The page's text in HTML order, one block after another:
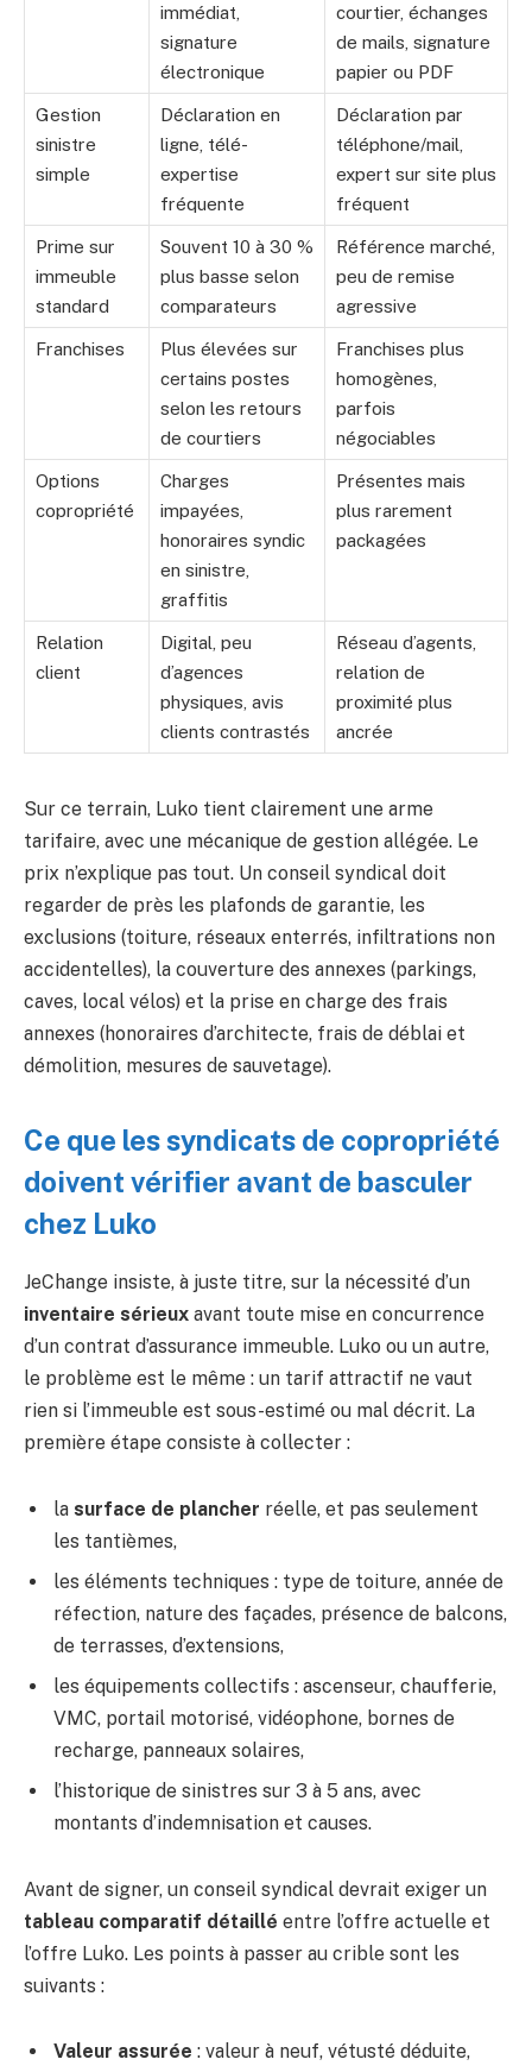
immédiat,
signature
électronique
courtier, échanges
de mails, signature
papier ou PDF
Gestion
sinistre
simple
Déclaration en
ligne, télé-
expertise
fréquente
Déclaration par
téléphone/mail,
expert sur site plus
fréquent
Prime sur
immeuble
standard
Souvent 10 à 30 %
plus basse selon
comparateurs
Référence marché,
peu de remise
agressive
Franchises
Plus élevées sur
certains postes
selon les retours
de courtiers
Franchises plus
homogènes,
parfois
négociables
Options
copropriété
Charges
impayées,
honoraires syndic
en sinistre,
graffitis
Présentes mais
plus rarement
packagées
Relation
client
Digital, peu
d’agences
physiques, avis
clients contrastés
Réseau d’agents,
relation de
proximité plus
ancrée
Sur ce terrain, Luko tient clairement une arme
tarifaire, avec une mécanique de gestion allégée. Le
prix n’explique pas tout. Un conseil syndical doit
regarder de près les plafonds de garantie, les
exclusions (toiture, réseaux enterrés, infiltrations non
accidentelles), la couverture des annexes (parkings,
caves, local vélos) et la prise en charge des frais
annexes (honoraires d’architecte, frais de déblai et
démolition, mesures de sauvetage).
Ce que les syndicats de copropriété
doivent vérifier avant de basculer
chez Luko
JeChange insiste, à juste titre, sur la nécessité d’un
inventaire sérieux avant toute mise en concurrence
d’un contrat d’assurance immeuble. Luko ou un autre,
le problème est le même : un tarif attractif ne vaut
rien si l’immeuble est sous-estimé ou mal décrit. La
première étape consiste à collecter :
la surface de plancher réelle, et pas seulement
les tantièmes,
les éléments techniques : type de toiture, année de
réfection, nature des façades, présence de balcons,
de terrasses, d’extensions,
les équipements collectifs : ascenseur, chaufferie,
VMC, portail motorisé, vidéophone, bornes de
recharge, panneaux solaires,
l’historique de sinistres sur 3 à 5 ans, avec
montants d’indemnisation et causes.
Avant de signer, un conseil syndical devrait exiger un
tableau comparatif détaillé entre l’offre actuelle et
l’offre Luko. Les points à passer au crible sont les
suivants :
Valeur assurée : valeur à neuf, vétusté déduite,